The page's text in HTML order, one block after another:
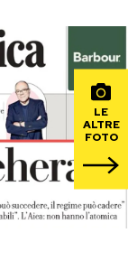
2026
LE
ALTRE
FOTO